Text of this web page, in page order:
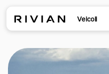
Veicoli